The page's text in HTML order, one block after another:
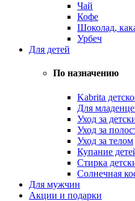
Чай
Кофе
Шоколад,
Урбеч
Для детей
По назначению
Kabrita
Для
Уход за
Уход за
Уход за телом
Купание
Стирка
Солнечная
Для мужчин
Акции и подарки